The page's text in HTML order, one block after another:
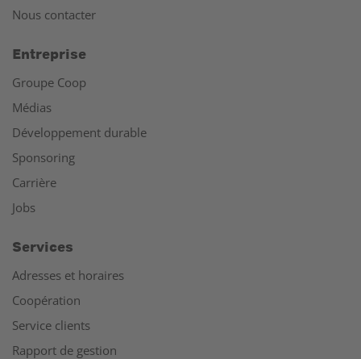
Nous contacter
Entreprise
Groupe Coop
Médias
Développement durable
Sponsoring
Carrière
Jobs
Services
Adresses et horaires
Coopération
Service clients
Rapport de gestion